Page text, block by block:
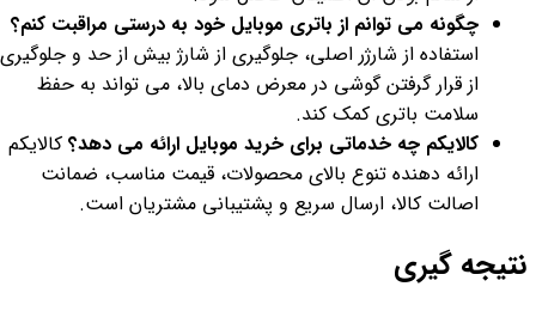
چگونه می توانم از باتری موبایل خود به درستی مراقبت کنم؟
استفاده از شارژر اصلی، جلوگیری از شارژ بیش از حد و جلوگیری
از قرار گرفتن گوشی در معرض دمای بالا، می تواند به حفظ
سلامت باتری کمک کند.
کالایکم چه خدماتی برای خرید موبایل ارائه می دهد؟ کالایکم
ارائه دهنده تنوع بالای محصولات، قیمت مناسب، ضمانت
اصالت کالا، ارسال سریع و پشتیبانی مشتریان است.
نتیجه گیری